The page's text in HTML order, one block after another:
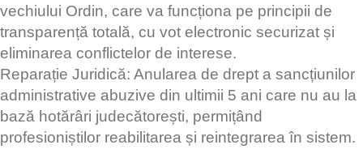
vechiului Ordin, care va funcționa pe principii de
transparență totală, cu vot electronic securizat și
eliminarea conflictelor de interese.
Reparație Juridică: Anularea de drept a sancțiunilor
administrative abuzive din ultimii 5 ani care nu au la
bază hotărâri judecătorești, permițând
profesioniștilor reabilitarea și reintegrarea în sistem.